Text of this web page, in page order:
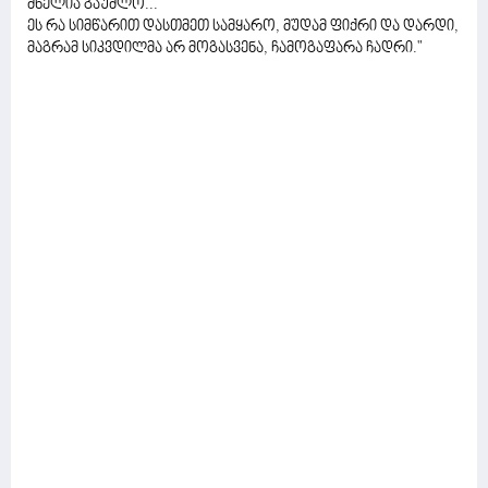
ძნელია გაუძლო...
ეს რა სიმწარით დასთმეთ სამყარო, მუდამ ფიქრი და დარდი,
მაგრამ სიკვდილმა არ მოგასვენა, ჩამოგაფარა ჩადრი."